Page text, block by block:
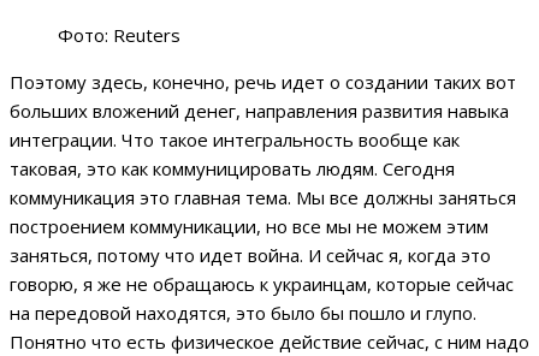
Фото: Reuters
Поэтому здесь, конечно, речь идет о создании таких вот
больших вложений денег, направления развития навыка
интеграции. Что такое интегральность вообще как
таковая, это как коммуницировать людям. Сегодня
коммуникация это главная тема. Мы все должны заняться
построением коммуникации, но все мы не можем этим
заняться, потому что идет война. И сейчас я, когда это
говорю, я же не обращаюсь к украинцам, которые сейчас
на передовой находятся, это было бы пошло и глупо.
Понятно что есть физическое действие сейчас, с ним надо